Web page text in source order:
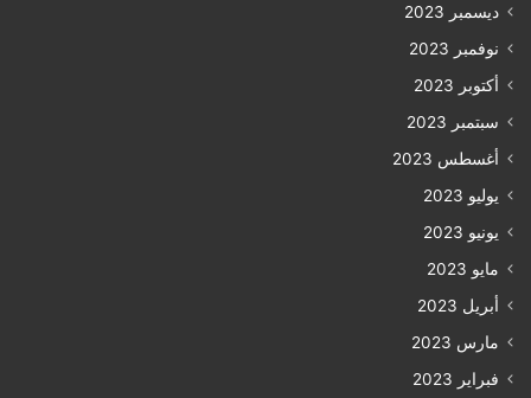
ديسمبر 2023
نوفمبر 2023
أكتوبر 2023
سبتمبر 2023
أغسطس 2023
يوليو 2023
يونيو 2023
مايو 2023
أبريل 2023
مارس 2023
فبراير 2023